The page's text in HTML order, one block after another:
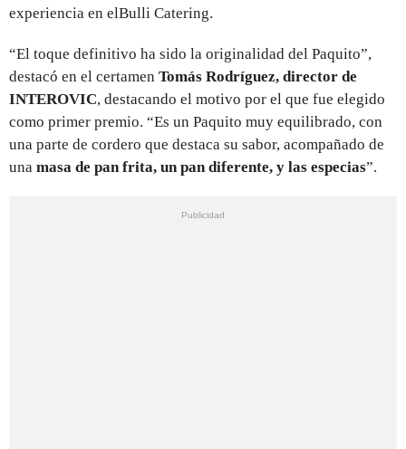
experiencia en elBulli Catering.
“El toque definitivo ha sido la originalidad del Paquito”,
destacó en el certamen Tomás Rodríguez, director de
INTEROVIC, destacando el motivo por el que fue elegido
como primer premio. “Es un Paquito muy equilibrado, con
una parte de cordero que destaca su sabor, acompañado de
una masa de pan frita, un pan diferente, y las especias”.